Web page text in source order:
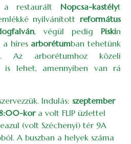
a restaurált Nopcsa-kastélyt
nyilvánított református
, végül pedig Piskin
a híres arborétumban tehetünk
Az arborétumhoz közeli
is lehet, amennyiben van rá
Indulás: szeptember
kora volt FLIP üzlettel
(volt Széchenyi) tér 9A
A buszban a helyek száma